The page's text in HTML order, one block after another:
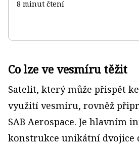
8 minut čtení
Co lze ve vesmíru těžit
Satelit, který může přispět
využití vesmíru, rovněž
SAB Aerospace. Je hlavním
konstrukce unikátní dvojice